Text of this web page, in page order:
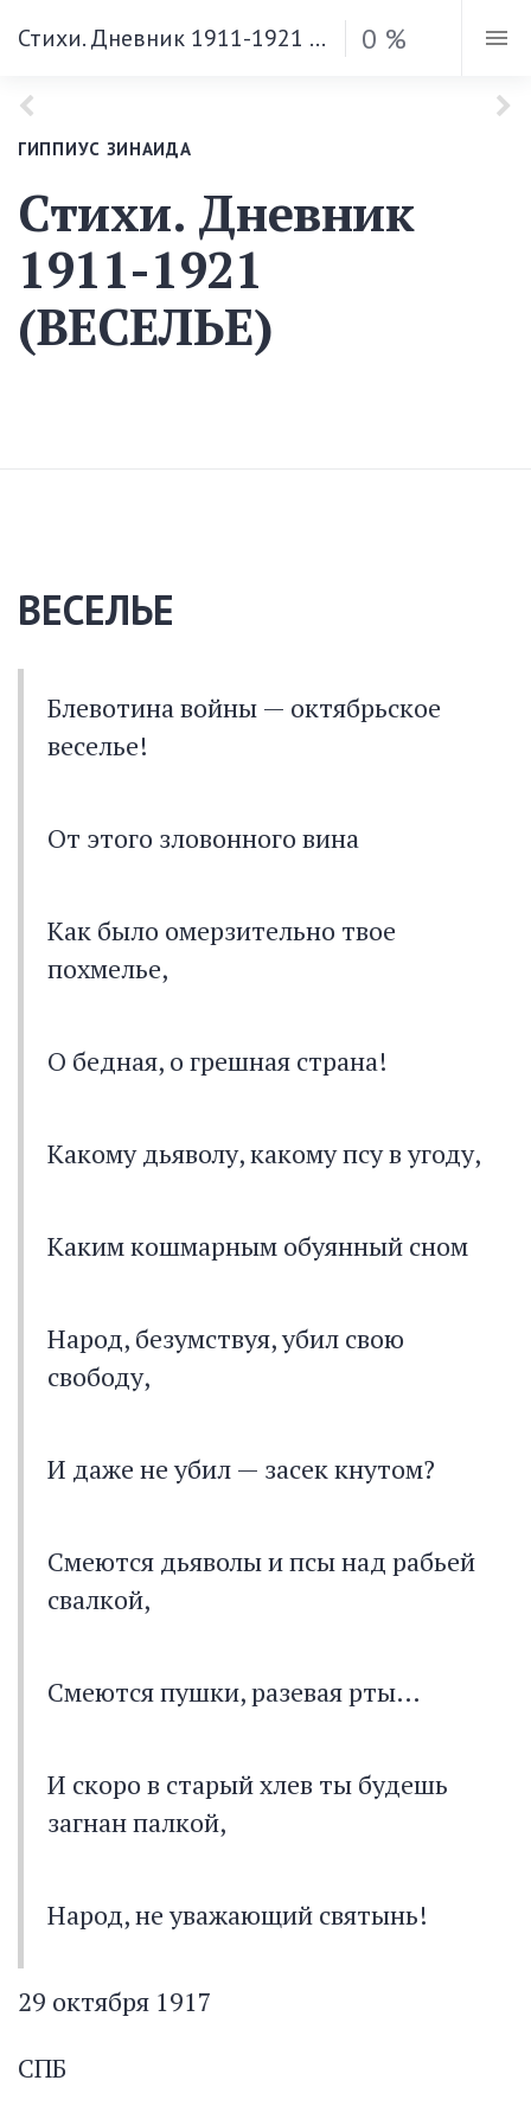
Стихи. Дневник 1911-1921 (ВЕСЕЛЬЕ) 0 %
ГИППИУС ЗИНАИДА
Стихи. Дневник
1911-1921
(ВЕСЕЛЬЕ)
ВЕСЕЛЬЕ
Блевотина войны — октябрьское
веселье!
От этого зловонного вина
Как было омерзительно твое
похмелье,
О бедная, о грешная страна!
Какому дьяволу, какому псу в угоду,
Каким кошмарным обуянный сном
Народ, безумствуя, убил свою
свободу,
И даже не убил — засек кнутом?
Смеются дьяволы и псы над рабьей
свалкой,
Смеются пушки, разевая рты…
И скоро в старый хлев ты будешь
загнан палкой,
Народ, не уважающий святынь!
29 октября 1917
СПБ